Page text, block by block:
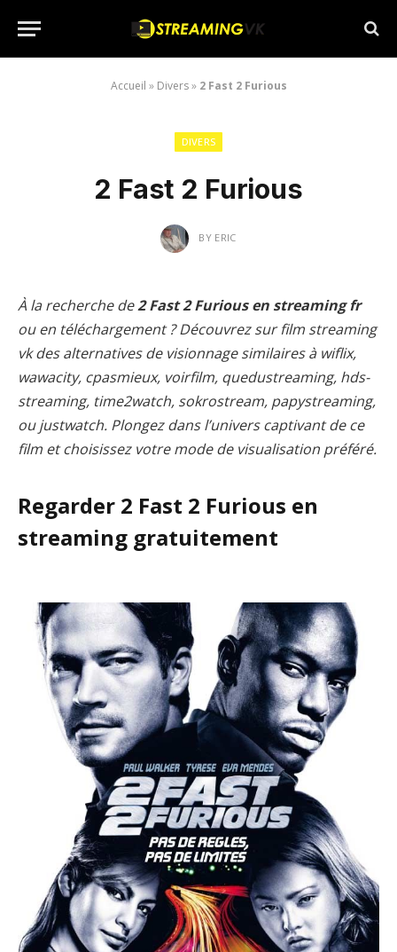
Accueil » Divers» 2 Fast 2 Furious
DIVERS
2 Fast 2 Furious
BY ERIC
À la recherche de2 Fast 2 Furious en streaming fr
ou en téléchargement ? Découvrez sur film streaming
vk des alternatives de visionnage similaires à wiflix,
wawacity, cpasmieux, voirfilm, quedustreaming, hds-
streaming, time2watch, sokrostream, papystreaming,
ou justwatch. Plongez dans l’univers captivant de ce
film et choisissez votre mode de visualisation préféré.
Regarder 2 Fast 2 Furious en
streaming gratuitement